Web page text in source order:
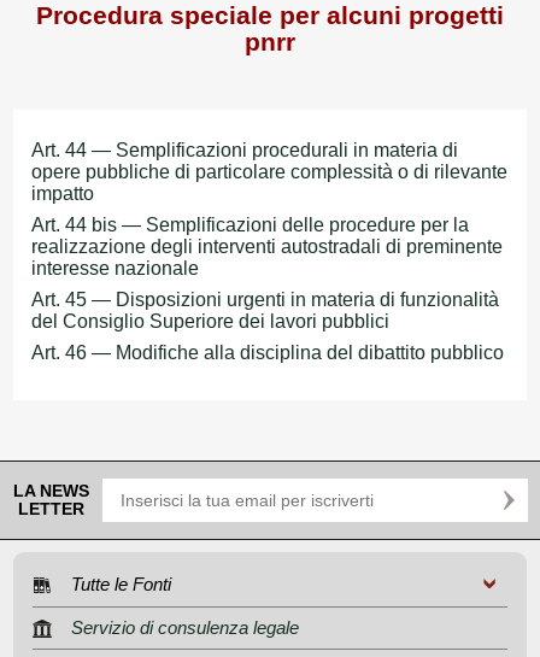
Procedura speciale per alcuni progetti
pnrr
Art. 44 — Semplificazioni procedurali in materia di
opere pubbliche di particolare complessità o di rilevante
impatto
Art. 44 bis — Semplificazioni delle procedure per la
realizzazione degli interventi autostradali di preminente
interesse nazionale
Art. 45 — Disposizioni urgenti in materia di funzionalità
del Consiglio Superiore dei lavori pubblici
Art. 46 — Modifiche alla disciplina del dibattito pubblico
LA NEWS
LETTER
Tutte le Fonti
Servizio di consulenza legale